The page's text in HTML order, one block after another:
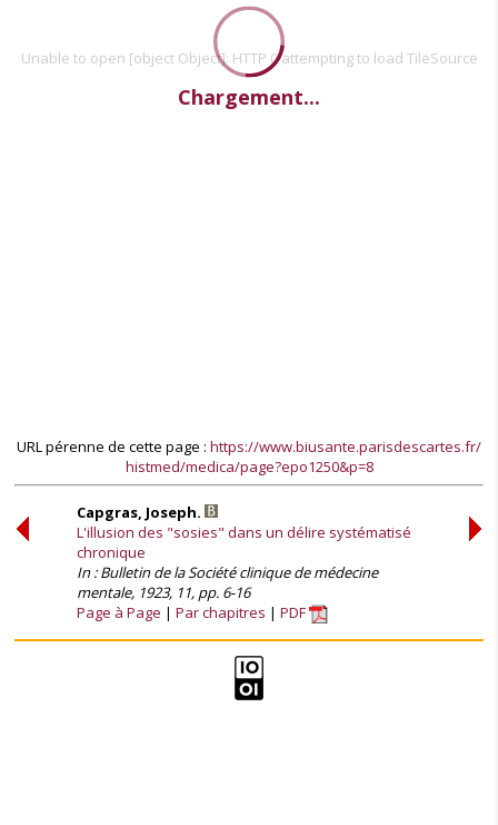
Unable to open [object Object]: HTTP 0 attempting to load TileSource
Chargement...
URL pérenne de cette page : https://www.biusante.parisdescartes.fr/
histmed/medica/page?epo1250&p=8
Capgras, Joseph.
L'illusion des "sosies" dans un délire systématisé
chronique
In : Bulletin de la Société clinique de médecine
mentale, 1923, 11, pp. 6-16
Page à Page
Par chapitres PDF